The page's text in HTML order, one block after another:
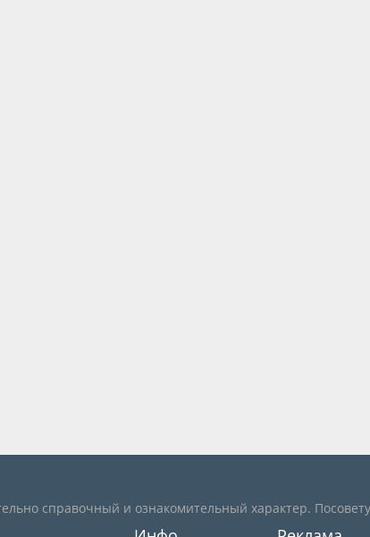
справочный и ознакомительный характер.